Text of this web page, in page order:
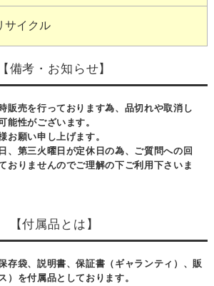
サイクル
【備考・お知らせ】
販売を行っております為、品切れや取消し
能性がございます。
お願い申し上げます。
、第三火曜日が定休日の為、ご質問への回
おりませんのでご理解の下ご利用下さいま
【付属品とは】
存袋、説明書、保証書（ギャランティ）、販
）を付属品としております。